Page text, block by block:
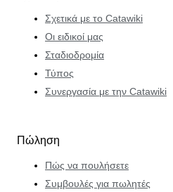
Σχετικά με το Catawiki
Οι ειδικοί μας
Σταδιοδρομία
Τύπος
Συνεργασία με την Catawiki
Πώληση
Πώς να πουλήσετε
Συμβουλές για πωλητές